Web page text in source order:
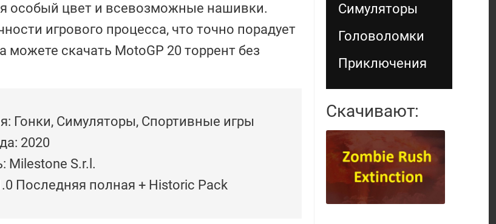
особый цвет и всевозможные нашивки.
игрового процесса, что точно порадует
скачать MotoGP 20 торрент без
Гонки, Симуляторы, Спортивные игры
2020
Milestone S.r.l.
Последняя полная + Historic Pack
Симуляторы
Головоломки
Приключения
Скачивают: